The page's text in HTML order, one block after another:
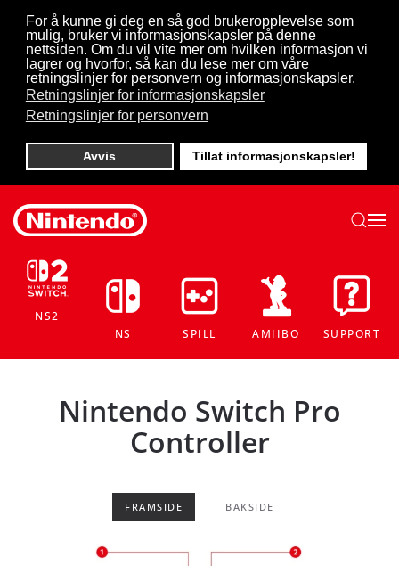
For å kunne gi deg en så god brukeropplevelse som
mulig, bruker vi informasjonskapsler på denne
nettsiden. Om du vil vite mer om hvilken informasjon vi
lagrer og hvorfor, så kan du lese mer om våre
retningslinjer for personvern og informasjonskapsler.
Retningslinjer for informasjonskapsler
Retningslinjer for personvern
Avvis Tillat informasjonskapsler!
Skip to main content
NS2
NS
SPILL AMIIBO SUPPORT
Nintendo Switch Pro
Controller
FRAMSIDE BAKSIDE